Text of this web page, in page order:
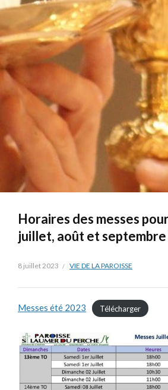
Horaires des messes
juillet, août et
8 juillet 2023 VIE DE LA PAROISSE
Messes été 2023 Télécharger